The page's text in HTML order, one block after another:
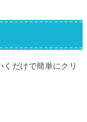
だけで簡単にクリ